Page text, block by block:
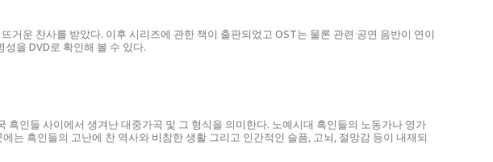
운 찬사를 받았다. 이후 시리즈에 관한 책이 출판되었고 OST는 물론 관련 공연 음반이 연이
을 DVD로 확인해 볼 수 있다.
인들 사이에서 생겨난 대중가곡 및 그 형식을 의미한다. 노예시대 흑인들의 노동가나 영가
는 흑인들의 고난에 찬 역사와 비참한 생활 그리고 인간적인 슬픔, 고뇌, 절망감 등이 내재되